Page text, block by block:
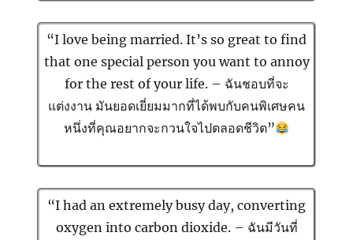
“I love being married. It’s so great to find
that one special person you want to annoy
for the rest of your life. – ฉันชอบที่จะ
แต่งงาน มันยอดเยี่ยมมากที่ได้พบกับคนพิเศษคน
หนึ่งที่คุณอยากจะกวนใจไปตลอดชีวิต”
“I had an extremely busy day, converting
oxygen into carbon dioxide. – ฉันมีวันที่